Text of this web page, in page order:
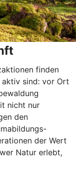
finden
sind: vor Ort
nicht nur
den
der Wert
Natur erlebt,